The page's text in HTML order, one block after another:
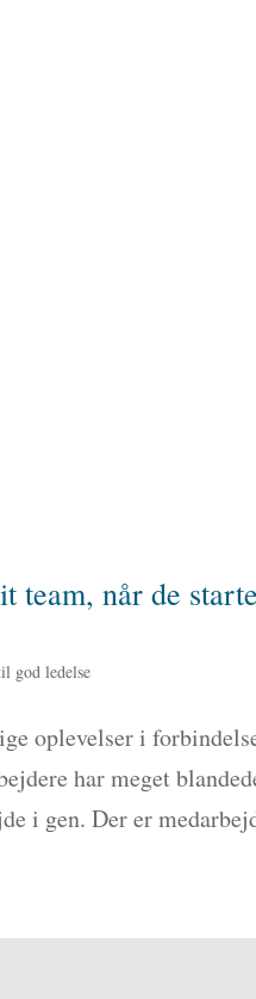
team, når de
god ledelse
oplevelser i
har meget
i gen. Der er